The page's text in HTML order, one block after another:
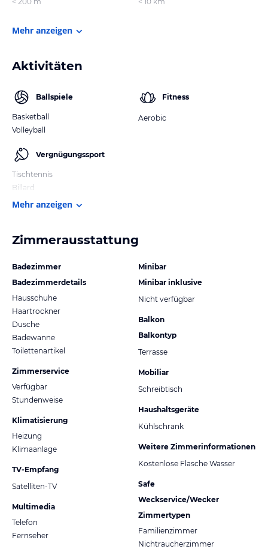
Mehr anzeigen
Aktivitäten
Ballspiele
Basketball
Volleyball
Vergnügungssport
Tischtennis
Billard
Fitness
Aerobic
Mehr anzeigen
Zimmerausstattung
Badezimmer
Badezimmerdetails
Hausschuhe
Haartrockner
Dusche
Badewanne
Toilettenartikel
Zimmerservice
Verfügbar
Stundenweise
Klimatisierung
Heizung
Klimaanlage
TV-Empfang
Satelliten-TV
Multimedia
Telefon
Fernseher
Minibar
Minibar inklusive
Nicht verfügbar
Balkon
Balkontyp
Terrasse
Mobiliar
Schreibtisch
Haushaltsgeräte
Kühlschrank
Weitere Zimmerinformationen
Kostenlose Flasche Wasser
Safe
Weckservice/Wecker
Zimmertypen
Familienzimmer
Nichtraucherzimmer